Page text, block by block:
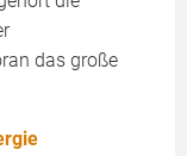
das große